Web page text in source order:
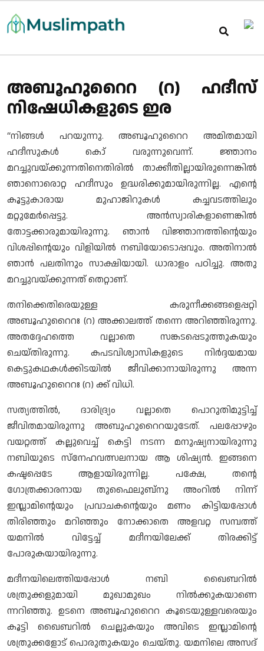
അബൂഹുറൈറ (റ) ഹദീസ്
നിഷേധികളുടെ ഇര
“നിങ്ങൾ പറയുന്നു. അബൂഹുറൈറ അമിതമായി
ഹദീസുകൾ കൊ് വരുന്നുവെന്ന്. ജ്ഞാനം
മറച്ചുവയ്ക്കുന്നതിനെതിരിൽ താക്കീതില്ലായിരുന്നെങ്കിൽ
ഞാനൊരൊറ്റ ഹദീസും ഉദ്ധരിക്കുമായിരുന്നില്ല. എന്റെ
കൂട്ടുകാരായ മുഹാജിറുകൾ കച്ചവടത്തിലും
മറ്റുമേർപ്പെട്ടു. അൻസ്വാരികളാണെങ്കിൽ
തോട്ടക്കാരുമായിരുന്നു. ഞാൻ വിജ്ഞാനത്തിന്റെയും
വിശപ്പിന്റെയും വിളിയിൽ നബിയോടൊപ്പവും. അതിനാൽ
ഞാൻ പലതിനും സാക്ഷിയായി. ധാരാളം പഠിച്ചു. അതു
മറച്ചുവയ്ക്കുന്നത് തെറ്റാണ്.
തനിക്കെതിരെയുള്ള കരുനീക്കങ്ങളെപ്പറ്റി
അബൂഹുറൈറഃ (റ) അക്കാലത്ത് തന്നെ അറിഞ്ഞിരുന്നു.
അതദ്ദേഹത്തെ വല്ലാതെ സങ്കടപ്പെടുത്തുകയും
ചെയ്തിരുന്നു. കപടവിശ്വാസികളുടെ നിർദ്ദയമായ
കെട്ടുകഥകൾക്കിടയിൽ ജീവിക്കാനായിരുന്നു അന്ന
അബൂഹുറൈറഃ (റ) ക്ക് വിധി.
സത്യത്തിൽ, ദാരിദ്ര്യം വല്ലാതെ പൊറുതിമുട്ടിച്ച്
ജീവിതമായിരുന്നു അബുഹുറൈറയുടേത്. പലപ്പോഴും
വയറ്റത്ത് കല്ലുവെച്ച് കെട്ടി നടന്ന മനുഷ്യനായിരുന്നു
നബിയുടെ സ്നേഹവത്സലനായ ആ ശിഷ്യൻ. ഇങ്ങനെ
കഷ്ടപ്പെടേ ആളായിരുന്നില്ല. പക്ഷേ, തന്റെ
ഗോത്രക്കാരനായ തുഫൈലുബ്നു അംറിൽ നിന്ന്
ഇസ്ലാമിന്റെയും പ്രവാചകന്റെയും മണം കിട്ടിയപ്പോൾ
തിരിഞ്ഞും മറിഞ്ഞും നോക്കാതെ അളവറ്റ സമ്പത്ത്
യമനിൽ വിട്ടേച്ച് മദീനയിലേക്ക് തിരക്കിട്ട്
പോരുകയായിരുന്നു.
മദീനയിലെത്തിയപ്പോൾ നബി ഖൈബറിൽ
ശത്രുക്കളുമായി മുഖാമുഖം നിൽക്കുകയാണെ
ന്നറിഞ്ഞു. ഉടനെ അബൂഹുറൈറ കൂടെയുള്ളവരെയും
കൂട്ടി ഖൈബറിൽ ചെല്ലുകയും അവിടെ ഇസ്ലാമിന്റെ
ശത്രുക്കളോട് പൊരുതുകയും ചെയ്തു. യമനിലെ അസദ്